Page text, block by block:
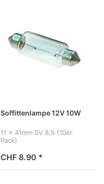
Soffittenlampe 12V 10W
11 x 41mm SV 8,5 (10er
Pack)
CHF 8.90 *